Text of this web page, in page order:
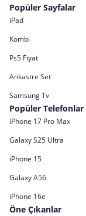
Popüler Sayfalar
iPad
Kombi
Ps5 Fiyat
Ankastre Set
Samsung Tv
Popüler Telefonlar
iPhone 17 Pro Max
Galaxy S25 Ultra
iPhone 15
Galaxy A56
iPhone 16e
Öne Çıkanlar